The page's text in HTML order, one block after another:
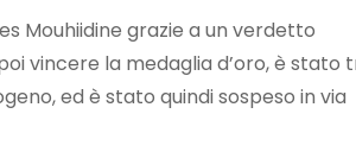
Mouhiidine grazie a un verdetto
vincere la medaglia d’oro, è stato
ed è stato quindi sospeso in via